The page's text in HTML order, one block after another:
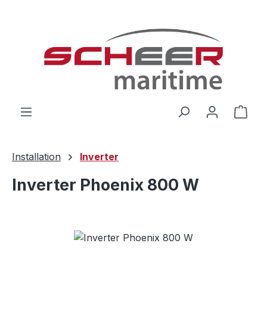
Installation Inverter
Inverter Phoenix 800 W
Bildergalerie überspringen